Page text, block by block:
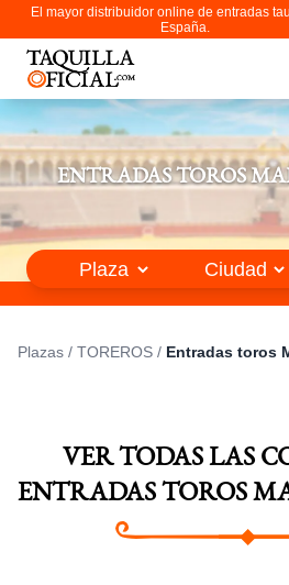
El mayor distribuidor online de entradas
España.
ENTRADAS TOROS
Plazas / TOREROS / Entradas toros
VER TODAS LAS
ENTRADAS TOROS